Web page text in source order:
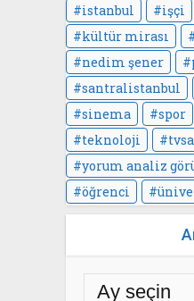
istanbul
işçi
kültür mirası
nedim şener
santralistanbul
sinema
spor
teknoloji
yorum analiz
öğrenci